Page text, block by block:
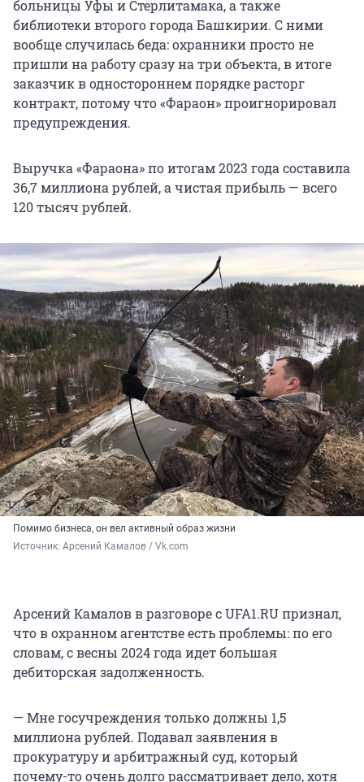
больницы Уфы и Стерлитамака, а также
библиотеки второго города Башкирии. С ними
вообще случилась беда: охранники просто не
пришли на работу сразу на три объекта, в итоге
заказчик в одностороннем порядке расторг
контракт, потому что «Фараон» проигнорировал
предупреждения.
Выручка «Фараона» по итогам 2023 года составила
36,7 миллиона рублей, а чистая прибыль — всего
120 тысяч рублей.
Помимо бизнеса, он вел активный образ жизни
Источник: Арсений Камалов / Vk.com
Арсений Камалов в разговоре с UFA1.RU признал,
что в охранном агентстве есть проблемы: по его
словам, с весны 2024 года идет большая
дебиторская задолженность.
— Мне госучреждения только должны 1,5
миллиона рублей. Подавал заявления в
прокуратуру и арбитражный суд, который
почему-то очень долго рассматривает дело, хотя